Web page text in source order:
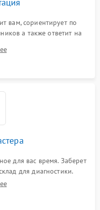
вам, сориентирует по
а также ответит на
для вас время. Заберет
для диагностики.